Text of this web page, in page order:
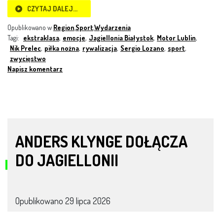
CZYTAJ DALEJ…
Opublikowano w Region,Sport,Wydarzenia
Tagi: ekstraklasa, emocje, Jagiellonia Białystok, Motor Lublin,
Nik Prelec, piłka nożna, rywalizacja, Sergio Lozano, sport,
zwycięstwo
Napisz komentarz
ANDERS KLYNGE DOŁĄCZA
DO JAGIELLONII
Opublikowano 29 lipca 2026